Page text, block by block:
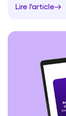
Lire l'article